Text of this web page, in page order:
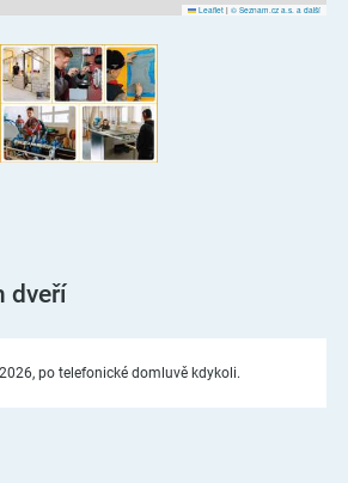
Leaflet | © Seznam.cz a.s. a další
dveří
po telefonické domluvě kdykoli.